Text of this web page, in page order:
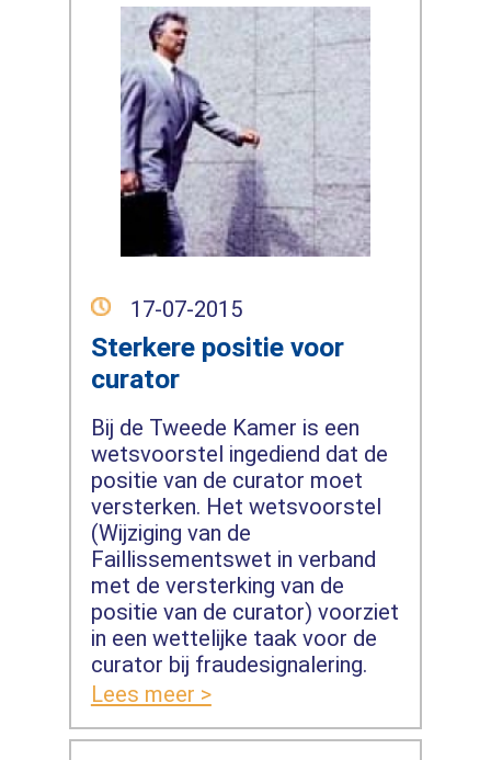
17-07-2015
Sterkere positie voor
curator
Bij de Tweede Kamer is een
wetsvoorstel ingediend dat de
positie van de curator moet
versterken. Het wetsvoorstel
(Wijziging van de
Faillissementswet in verband
met de versterking van de
positie van de curator) voorziet
in een wettelijke taak voor de
curator bij fraudesignalering.
Lees meer >